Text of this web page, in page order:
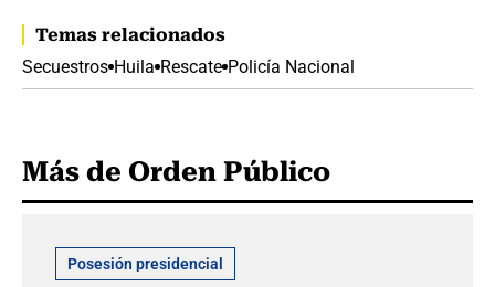
Temas relacionados
Secuestros Huila Rescate Policía Nacional
Más de Orden Público
Posesión presidencial